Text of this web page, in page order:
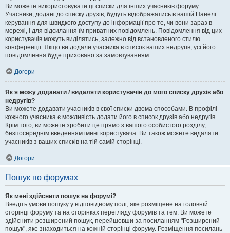
Ви можете використовувати ці списки для інших учасників форуму.
Учасники, додані до списку друзів, будуть відображатись в вашій Панелі
керування для швидкого доступу до інформації про те, чи вони зараз в
мережі, і для відсилання їм приватних повідомлень. Повідомлення від цих
користувачів можуть виділятись, залежно від встановленого стилю
конференції. Якщо ви додали учасника в список ваших недругів, усі його
повідомлення буде приховано за замовчуванням.
Догори
Як я можу додавати / видаляти користувачів до мого списку друзів або
недругів?
Ви можете додавати учасників в свої списки двома способами. В профілі
кожного учасника є можливість додати його в список друзів або недругів.
Крім того, ви можете зробити це прямо з вашого особистого розділу,
безпосереднім введенням імені користувача. Ви також можете видаляти
учасників з ваших списків на тій самій сторінці.
Догори
Пошук по форумах
Як мені здійснити пошук на форумі?
Введіть умови пошуку у відповідному полі, яке розміщене на головній
сторінці форуму та на сторінках перегляду форумів та тем. Ви можете
здійснити розширений пошук, перейшовши за посиланням "Розширений
пошук", яке знаходиться на кожній сторінці форуму. Розміщення посилань